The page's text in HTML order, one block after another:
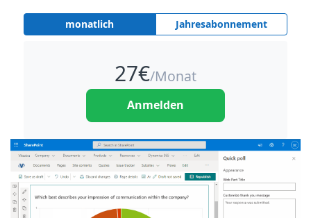
monatlich Jahresabonnement
27€/Monat
Anmelden